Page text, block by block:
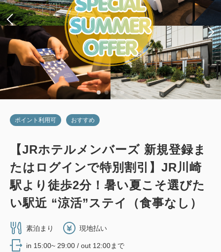
ポイント利用可 おすすめ
【JRホテルメンバーズ 新規登録ま
たはログインで特別割引】JR川崎
駅より徒歩2分！暑い夏こそ選びた
い駅近 “涼活”ステイ（食事なし）
素泊まり 現地払い
in 15:00~ 29:00 / out 12:00まで